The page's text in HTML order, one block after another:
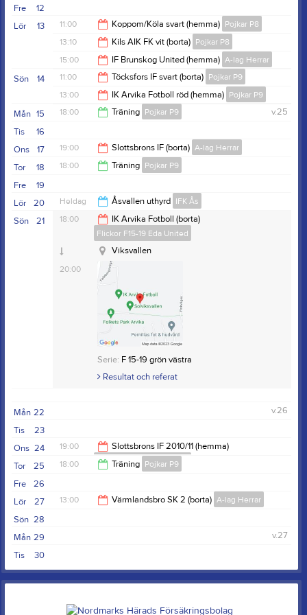
19:30
12
Fre
13
Lör 11:00 Koppom/Köla svart (hemma) Pojkar P8
13:00
13:10 Kils AIK FK vit (borta) Pojkar P8
15:10
15:00 IF Brunskog United (hemma) A-lag Herrar
17:00
14
Sön 11:00 Töcksfors IF svart (borta) Pojkar P9
13:00
13:00 IK Arvika Fotboll röd (hemma) Pojkar P9
15
Mån v.25
18:00 Träning Pojkar P9
19:30
16
Tis
17
Ons 19:00 Slottsbrons IF (borta) A-lag Herrar
18
Tor 18:00 Träning Pojkar P9
19:30
19
Fre
20
Lör Heldag Åsvallen uthyrd IFK Ås
21
Sön 18:00
IK Arvika Fotboll (borta)
Flickor F15-19 Eda United
20:00
Viksvallen
Serie: F 15-19 grön västra
Resultat och referat
22
Mån
v.26
23
Tis
24
Ons 19:00
Slottsbrons IF 2010/11 (hemma)
Flickor F15-19 Eda United
25
Tor 18:00 Träning Pojkar P9
19:30
26
Fre
27
Lör 13:00 Värmlandsbro SK 2 (borta) A-lag Herrar
28
Sön
29
Mån
v.27
30
Tis